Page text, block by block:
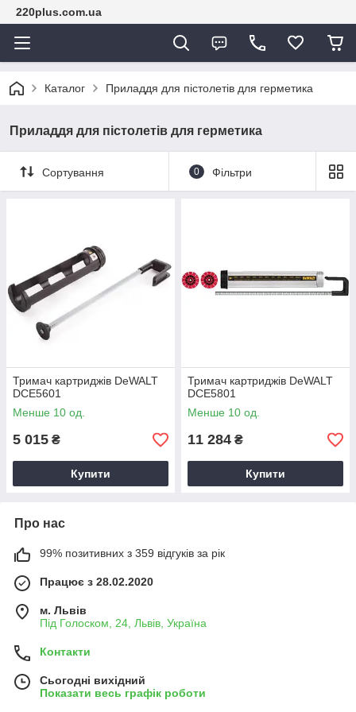
220plus.com.ua
Каталог Приладдя для пістолетів для герметика
Приладдя для пістолетів для герметика
Сортування 0 Фільтри
Тримач картриджів DeWALT
DCE5601
Менше 10 од.
5 015 ₴
Купити
Тримач картриджів DeWALT
DCE5801
Менше 10 од.
11 284 ₴
Купити
Про нас
99% позитивних з 359 відгуків за рік
Працює з 28.02.2020
м. Львів
Під Голоском, 24, Львів, Україна
Контакти
Сьогодні вихідний
Показати весь графік роботи